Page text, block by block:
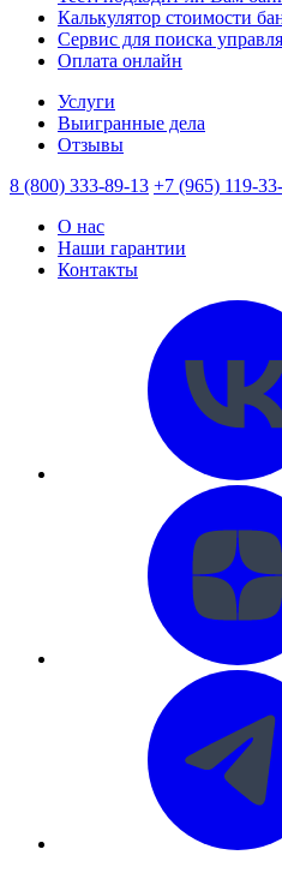
Калькулятор стоимости
Сервис для поиска
Оплата онлайн
Услуги
Выигранные дела
Отзывы
8 (800) 333-89-13 +7 (965) 119-
О нас
Наши гарантии
Контакты